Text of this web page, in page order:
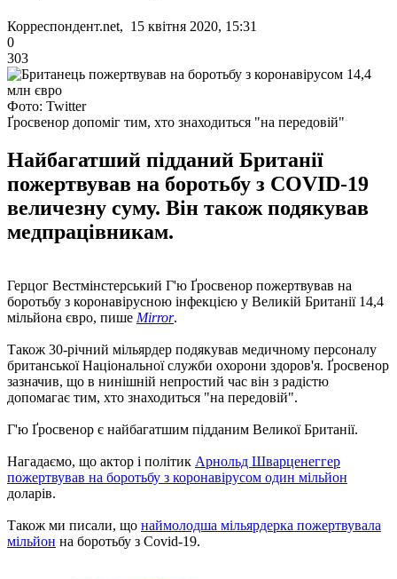
Корреспондент.net, 15 квітня 2020, 15:31
0
303
Фото: Twitter
Ґросвенор допоміг тим, хто знаходиться "на передовій"
Найбагатший підданий Британії
пожертвував на боротьбу з COVID-19
величезну суму. Він також подякував
медпрацівникам.
Герцог Вестмінстерський Г'ю Ґросвенор пожертвував на
боротьбу з коронавірусною інфекцією у Великій Британії 14,4
мільйона євро, пише Mirror.
Також 30-річний мільярдер подякував медичному персоналу
британської Національної служби охорони здоров'я. Ґросвенор
зазначив, що в нинішній непростий час він з радістю
допомагає тим, хто знаходиться "на передовій".
Г'ю Ґросвенор є найбагатшим підданим Великої Британії.
Нагадаємо, що актор і політик Арнольд Шварценеггер
пожертвував на боротьбу з коронавірусом один мільйон
доларів.
Також ми писали, що наймолодша мільярдерка пожертвувала
мільйон на боротьбу з Covid-19.